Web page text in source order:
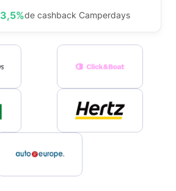
3,5%de cashback Camperdays